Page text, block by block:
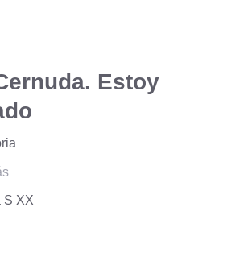
Estoy
S XX